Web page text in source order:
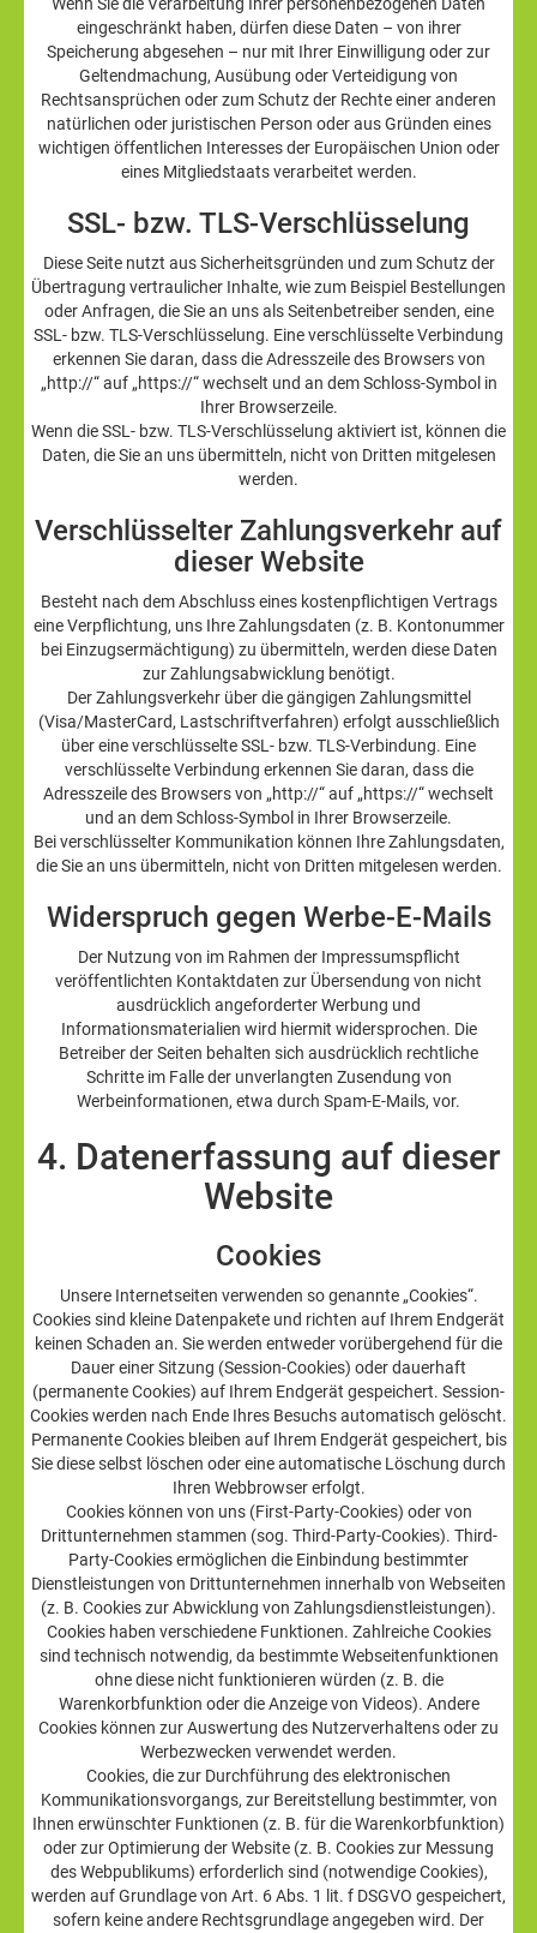
eingeschränkt haben, dürfen diese Daten – von ihrer
Speicherung abgesehen – nur mit Ihrer Einwilligung oder zur
Geltendmachung, Ausübung oder Verteidigung von
Rechtsansprüchen oder zum Schutz der Rechte einer anderen
natürlichen oder juristischen Person oder aus Gründen eines
wichtigen öffentlichen Interesses der Europäischen Union oder
eines Mitgliedstaats verarbeitet werden.
SSL- bzw. TLS-Verschlüsselung
Diese Seite nutzt aus Sicherheitsgründen und zum Schutz der
Übertragung vertraulicher Inhalte, wie zum Beispiel Bestellungen
oder Anfragen, die Sie an uns als Seitenbetreiber senden, eine
SSL- bzw. TLS-Verschlüsselung. Eine verschlüsselte Verbindung
erkennen Sie daran, dass die Adresszeile des Browsers von
„http://“ auf „https://“ wechselt und an dem Schloss-Symbol in
Ihrer Browserzeile.
Wenn die SSL- bzw. TLS-Verschlüsselung aktiviert ist, können die
Daten, die Sie an uns übermitteln, nicht von Dritten mitgelesen
werden.
Verschlüsselter Zahlungsverkehr auf
dieser Website
Besteht nach dem Abschluss eines kostenpflichtigen Vertrags
eine Verpflichtung, uns Ihre Zahlungsdaten (z. B. Kontonummer
bei Einzugsermächtigung) zu übermitteln, werden diese Daten
zur Zahlungsabwicklung benötigt.
Der Zahlungsverkehr über die gängigen Zahlungsmittel
(Visa/MasterCard, Lastschriftverfahren) erfolgt ausschließlich
über eine verschlüsselte SSL- bzw. TLS-Verbindung. Eine
verschlüsselte Verbindung erkennen Sie daran, dass die
Adresszeile des Browsers von „http://“ auf „https://“ wechselt
und an dem Schloss-Symbol in Ihrer Browserzeile.
Bei verschlüsselter Kommunikation können Ihre Zahlungsdaten,
die Sie an uns übermitteln, nicht von Dritten mitgelesen werden.
Widerspruch gegen Werbe-E-Mails
Der Nutzung von im Rahmen der Impressumspflicht
veröffentlichten Kontaktdaten zur Übersendung von nicht
ausdrücklich angeforderter Werbung und
Informationsmaterialien wird hiermit widersprochen. Die
Betreiber der Seiten behalten sich ausdrücklich rechtliche
Schritte im Falle der unverlangten Zusendung von
Werbeinformationen, etwa durch Spam-E-Mails, vor.
4. Datenerfassung auf dieser
Website
Cookies
Unsere Internetseiten verwenden so genannte „Cookies“.
Cookies sind kleine Datenpakete und richten auf Ihrem Endgerät
keinen Schaden an. Sie werden entweder vorübergehend für die
Dauer einer Sitzung (Session-Cookies) oder dauerhaft
(permanente Cookies) auf Ihrem Endgerät gespeichert. Session-
Cookies werden nach Ende Ihres Besuchs automatisch gelöscht.
Permanente Cookies bleiben auf Ihrem Endgerät gespeichert, bis
Sie diese selbst löschen oder eine automatische Löschung durch
Ihren Webbrowser erfolgt.
Cookies können von uns (First-Party-Cookies) oder von
Drittunternehmen stammen (sog. Third-Party-Cookies). Third-
Party-Cookies ermöglichen die Einbindung bestimmter
Dienstleistungen von Drittunternehmen innerhalb von Webseiten
(z. B. Cookies zur Abwicklung von Zahlungsdienstleistungen).
Cookies haben verschiedene Funktionen. Zahlreiche Cookies
sind technisch notwendig, da bestimmte Webseitenfunktionen
ohne diese nicht funktionieren würden (z. B. die
Warenkorbfunktion oder die Anzeige von Videos). Andere
Cookies können zur Auswertung des Nutzerverhaltens oder zu
Werbezwecken verwendet werden.
Cookies, die zur Durchführung des elektronischen
Kommunikationsvorgangs, zur Bereitstellung bestimmter, von
Ihnen erwünschter Funktionen (z. B. für die Warenkorbfunktion)
oder zur Optimierung der Website (z. B. Cookies zur Messung
des Webpublikums) erforderlich sind (notwendige Cookies),
werden auf Grundlage von Art. 6 Abs. 1 lit. f DSGVO gespeichert,
sofern keine andere Rechtsgrundlage angegeben wird. Der